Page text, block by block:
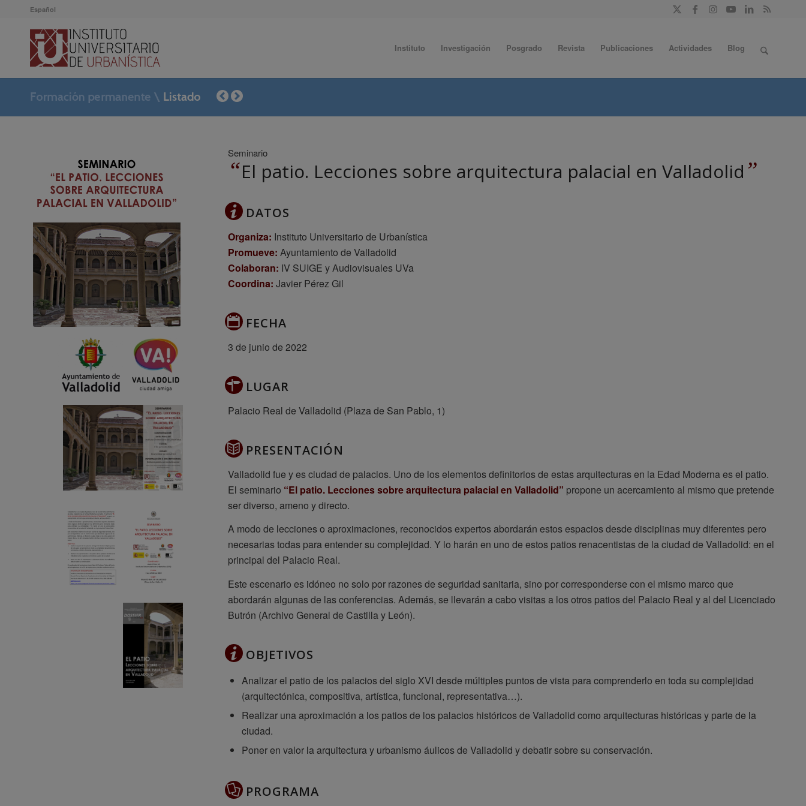
Español
Instituto Investigación Posgrado Revista Publicaciones Actividades Blog
Seminario
“El patio. Lecciones sobre arquitectura palacial en Valladolid ”
DATOS
Organiza: Instituto Universitario de Urbanística
Promueve: Ayuntamiento de Valladolid
Colaboran: IV SUIGE y Audiovisuales UVa
Coordina: Javier Pérez Gil
FECHA
3 de junio de 2022
LUGAR
Palacio Real de Valladolid (Plaza de San Pablo, 1)
PRESENTACIÓN
Valladolid fue y es ciudad de palacios. Uno de los elementos definitorios de estas arquitecturas en la Edad Moderna es el patio.
El seminario “El patio. Lecciones sobre arquitectura palacial en Valladolid” propone un acercamiento al mismo que pretende
ser diverso, ameno y directo.
A modo de lecciones o aproximaciones, reconocidos expertos abordarán estos espacios desde disciplinas muy diferentes pero
necesarias todas para entender su complejidad. Y lo harán en uno de estos patios renacentistas de la ciudad de Valladolid: en el
principal del Palacio Real.
Este escenario es idóneo no solo por razones de seguridad sanitaria, sino por corresponderse con el mismo marco que
abordarán algunas de las conferencias. Además, se llevarán a cabo visitas a los otros patios del Palacio Real y al del Licenciado
Butrón (Archivo General de Castilla y León).
OBJETIVOS
Analizar el patio de los palacios del siglo XVI desde múltiples puntos de vista para comprenderlo en toda su complejidad
(arquitectónica, compositiva, artística, funcional, representativa…).
Realizar una aproximación a los patios de los palacios históricos de Valladolid como arquitecturas históricas y parte de la
ciudad.
Poner en valor la arquitectura y urbanismo áulicos de Valladolid y debatir sobre su conservación.
PROGRAMA